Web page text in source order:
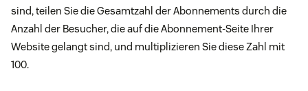
sind, teilen Sie die Gesamtzahl der Abonnements durch die
Anzahl der Besucher, die auf die Abonnement-Seite Ihrer
Website gelangt sind, und multiplizieren Sie diese Zahl mit
100.